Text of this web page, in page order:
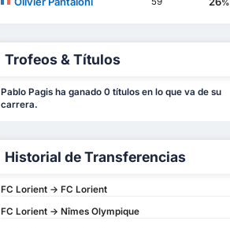
%
Trofeos & Títulos
Pablo Pagis ha ganado 0 títulos en lo que va de su
carrera.
Historial de Transferencias
FC Lorient -> FC Lorient
FC Lorient -> Nîmes Olympique